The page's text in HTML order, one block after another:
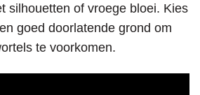
silhouetten of vroege bloei. Kies
goed doorlatende grond om
te voorkomen.